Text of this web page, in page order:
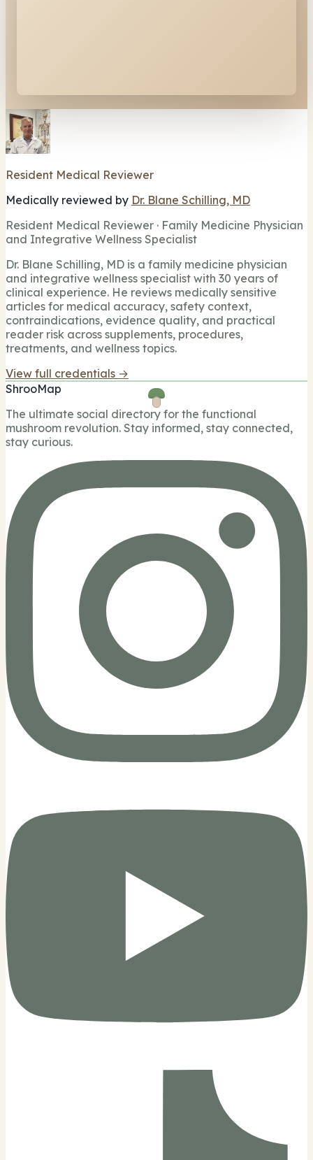
Resident Medical Reviewer
Medically reviewed by Dr. Blane Schilling, MD
Resident Medical Reviewer · Family Medicine Physician
and Integrative Wellness Specialist
Dr. Blane Schilling, MD is a family medicine physician
and integrative wellness specialist with 30 years of
clinical experience. He reviews medically sensitive
articles for medical accuracy, safety context,
contraindications, evidence quality, and practical
reader risk across supplements, procedures,
treatments, and wellness topics.
View full credentials →
ShrooMap
The ultimate social directory for the functional
mushroom revolution. Stay informed, stay connected,
stay curious.